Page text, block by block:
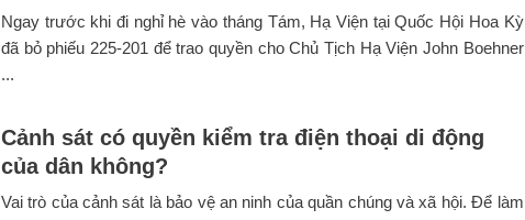
Ngay trước khi đi nghỉ hè vào tháng Tám, Hạ Viện tại Quốc Hội Hoa Kỳ
đã bỏ phiếu 225-201 để trao quyền cho Chủ Tịch Hạ Viện John Boehner
...
Cảnh sát có quyền kiểm tra điện thoại di động
của dân không?
Vai trò của cảnh sát là bảo vệ an ninh của quần chúng và xã hội. Để làm